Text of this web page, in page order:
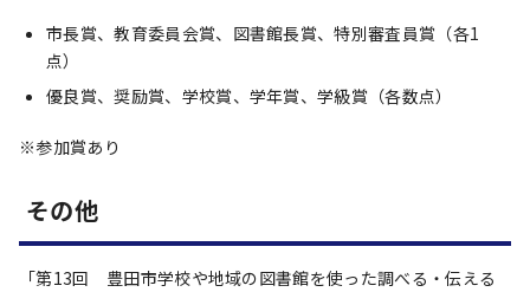
市長賞、教育委員会賞、図書館長賞、特別審査員賞（各1
点）
優良賞、奨励賞、学校賞、学年賞、学級賞（各数点）
※参加賞あり
その他
「第13回 豊田市学校や地域の図書館を使った調べる・伝える